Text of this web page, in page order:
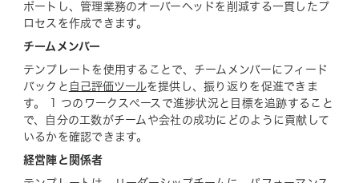
ポートし、管理業務のオーバーヘッドを削減する一貫したプ
ロセスを作成できます。
チームメンバー
テンプレートを使用することで、チームメンバーにフィード
バックと 自己評価ツールを提供し、振り返りを促進できま
す。 1 つのワークスペースで進捗状況と目標を追跡すること
で、自分の工数がチームや会社の成功にどのように貢献して
いるかを確認できます。
経営陣と関係者